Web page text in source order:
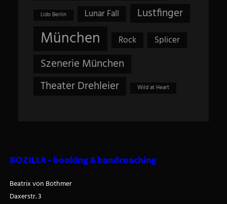
Lido Berlin Lunar Fall Lustfinger
München Rock Splicer
Szenerie München
Theater Drehleier
Wild at Heart
BOZILLA – booking & bandcoaching
Beatrix von Bothmer
Daxerstr. 3